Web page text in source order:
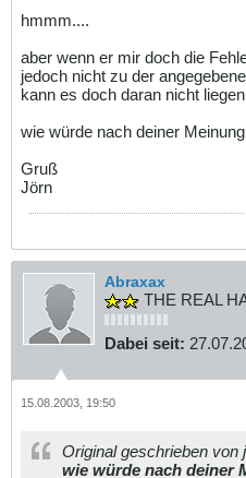
hmmm....
aber wenn er mir doch die
jedoch nicht zu der
kann es doch daran nicht
wie würde nach deiner
Gruß
Jörn
Abraxax
THE REAL
Dabei seit:
15.08.2003, 19:50
Original geschrieben von
wie würde nach deiner